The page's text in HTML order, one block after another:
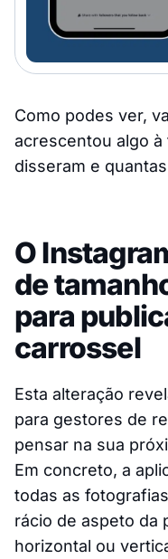
Como podes ver,
acrescentou algo
disseram e
O
de
para
carrossel
Esta alteração
para gestores de
pensar na sua
Em concreto, a
todas as
rácio de aspeto da
horizontal ou